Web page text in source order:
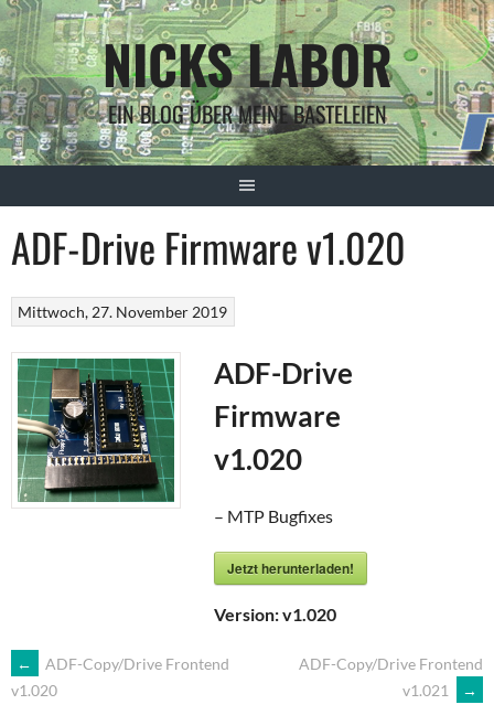
Springe
zum
Inhalt
NICKS LABOR
EIN BLOG ÜBER MEINE BASTELEIEN
ADF-Drive Firmware v1.020
Mittwoch, 27. November 2019
ADF-Drive
Firmware
v1.020
– MTP Bugfixes
Jetzt herunterladen!
Version:v1.020
ARTIKEL-
←
ADF-Copy/Drive Frontend
v1.020
ADF-Copy/Drive Frontend
v1.021
→